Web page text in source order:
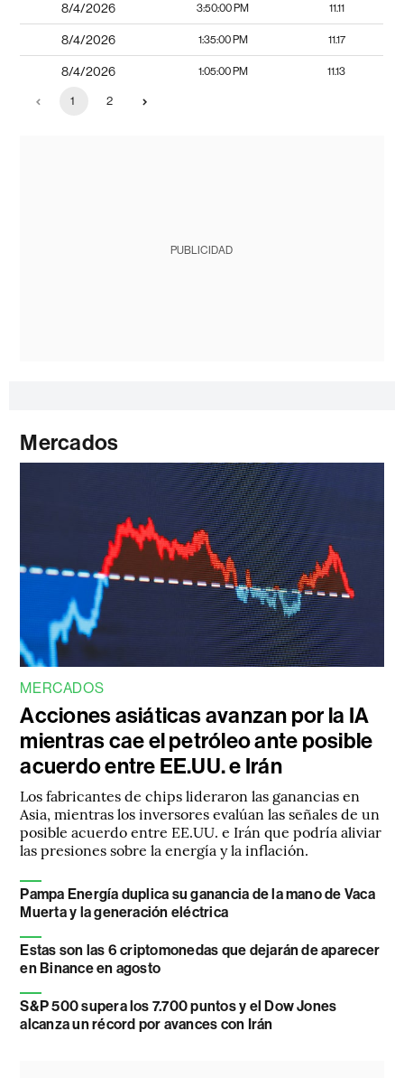
8/4/2026 3:50:00 PM 11.11
8/4/2026 1:35:00 PM 11.17
8/4/2026 1:05:00 PM 11.13
1 2
PUBLICIDAD
Mercados
MERCADOS
Acciones asiáticas avanzan por la IA
mientras cae el petróleo ante posible
acuerdo entre EE.UU. e Irán
Los fabricantes de chips lideraron las ganancias en
Asia, mientras los inversores evalúan las señales de un
posible acuerdo entre EE.UU. e Irán que podría aliviar
las presiones sobre la energía y la inflación.
Pampa Energía duplica su ganancia de la mano de Vaca
Muerta y la generación eléctrica
Estas son las 6 criptomonedas que dejarán de aparecer
en Binance en agosto
S&P 500 supera los 7.700 puntos y el Dow Jones
alcanza un récord por avances con Irán